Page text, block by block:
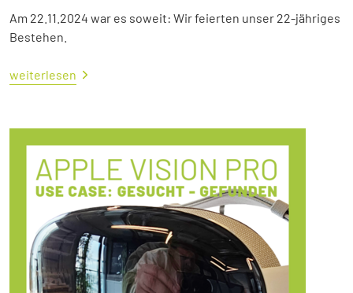
Am 22.11.2024 war es soweit: Wir feierten unser 22-jähriges
Bestehen.
weiterlesen